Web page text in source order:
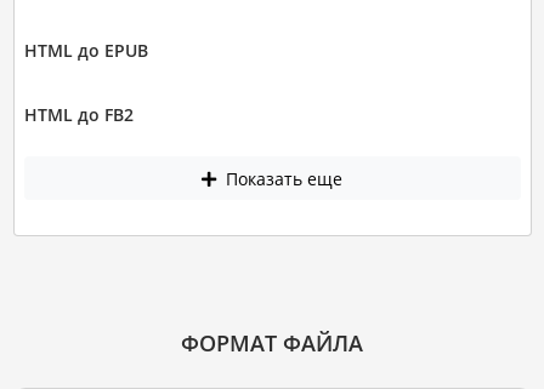
HTML до EPUB
HTML до FB2
Показать еще
ФОРМАТ ФАЙЛА